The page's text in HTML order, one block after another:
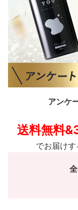
アンケ
送料無料
でお届けす